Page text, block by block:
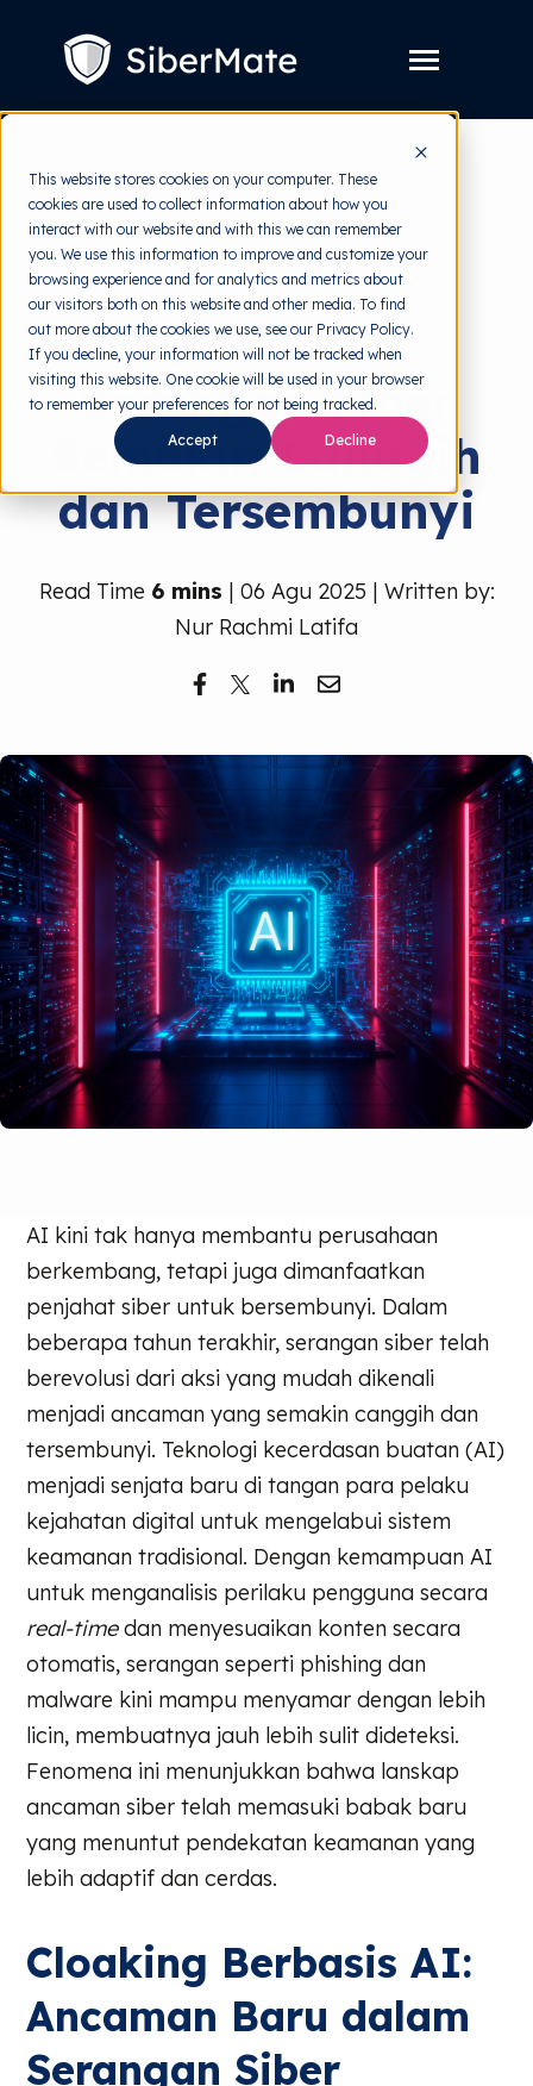
This website stores cookies on your computer. These
cookies are used to collect information about how you
interact with our website and with this we can remember
you. We use this information to improve and customize your
browsing experience and for analytics and metrics about
our visitors both on this website and other media. To find
out more about the cookies we use, see our Privacy Policy.
If you decline, your information will not be tracked when
visiting this website. One cookie will be used in your browser
to remember your preferences for not being tracked.
Accept Decline
Toggle
children
for
Layanan
Harga
Resources Toggle
children
for
Resources
Tools Gratis Toggle
children
for
Tools
Gratis
Tentang
Coba Gratis
back to HRMI
Cyber Threats
AI Jadikan
Serangan Siber
Semakin Canggih
dan Tersembunyi
Read Time 6 mins | 06 Agu 2025 | Written by:
Nur Rachmi Latifa
AI kini tak hanya membantu perusahaan
berkembang, tetapi juga dimanfaatkan
penjahat siber untuk bersembunyi. Dalam
beberapa tahun terakhir, serangan siber telah
berevolusi dari aksi yang mudah dikenali
menjadi ancaman yang semakin canggih dan
tersembunyi. Teknologi kecerdasan buatan (AI)
menjadi senjata baru di tangan para pelaku
kejahatan digital untuk mengelabui sistem
keamanan tradisional. Dengan kemampuan AI
untuk menganalisis perilaku pengguna secara
real-timedan menyesuaikan konten secara
otomatis, serangan seperti phishing dan
malware kini mampu menyamar dengan lebih
licin, membuatnya jauh lebih sulit dideteksi.
Fenomena ini menunjukkan bahwa lanskap
ancaman siber telah memasuki babak baru
yang menuntut pendekatan keamanan yang
lebih adaptif dan cerdas.
Cloaking Berbasis AI:
Ancaman Baru dalam
Serangan Siber